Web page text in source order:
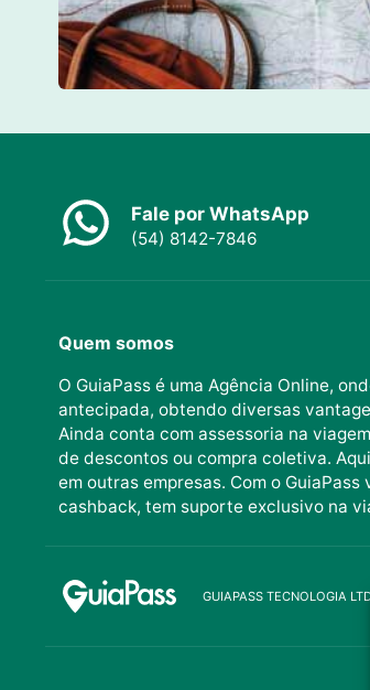
Fale por WhatsApp
(54) 8142-7846
Quem somos
O GuiaPass é uma Agência Online,
antecipada, obtendo diversas
Ainda conta com assessoria na
de descontos ou compra coletiva.
em outras empresas. Com o
cashback, tem suporte exclusivo na
GUIAPASS TECNOLOGIA